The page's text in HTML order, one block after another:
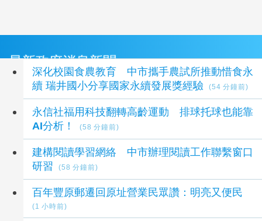
最新政府消息新聞
深化校園食農教育 中市攜手農試所推動惜食永
續 瑞井國小分享國家永續發展獎經驗
(54 分鐘前)
永信社福用科技翻轉高齡運動 排球托球也能靠
AI分析！
(58 分鐘前)
建構閱讀學習網絡 中市辦理閱讀工作聯繫窗口
研習
(58 分鐘前)
百年豐原郵遷回原址營業民眾讚：明亮又便民
(1 小時前)